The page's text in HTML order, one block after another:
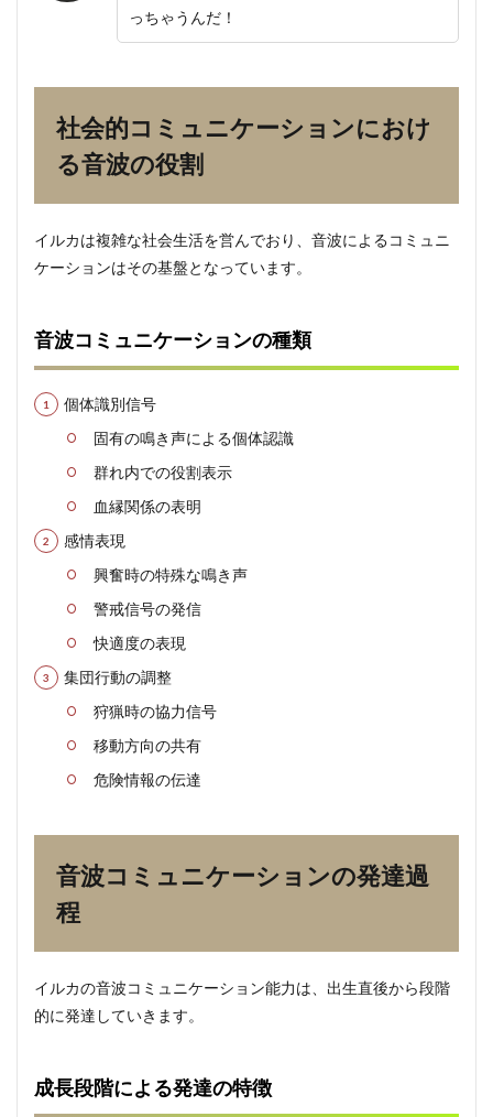
ショ
成長
段階
によ
る発
達の
環境
波コ
ーシ
ョン
の適
環境
要因
への
適応
6
的な
環境
が及
ぼす
と課
問題
と影
響
の研
分か
の能
力
っちゃうんだ！
社会的コミュニケーションにおけ
る音波の役割
イルカは複雑な社会生活を営んでおり、音波によるコミュニ
ケーションはその基盤となっています。
音波コミュニケーションの種類
個体識別信号
固有の鳴き声による個体認識
群れ内での役割表示
血縁関係の表明
感情表現
興奮時の特殊な鳴き声
警戒信号の発信
快適度の表現
集団行動の調整
狩猟時の協力信号
移動方向の共有
危険情報の伝達
音波コミュニケーションの発達過
程
イルカの音波コミュニケーション能力は、出生直後から段階
的に発達していきます。
成長段階による発達の特徴